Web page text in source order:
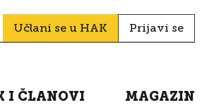
Učlani se u HAK Prijavi se
I ČLANOVI MAGAZIN